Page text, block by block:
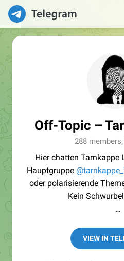
Off-Topic –
288
Hier chatten Tarnkappe
Hauptgruppe
oder polarisierende
Kein
https://VIEW IN